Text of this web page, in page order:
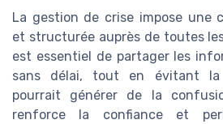
La gestion de crise impose une
et structurée auprès de toutes
est essentiel de partager les
sans délai, tout en évitant la
pourrait générer de la
renforce la confiance et